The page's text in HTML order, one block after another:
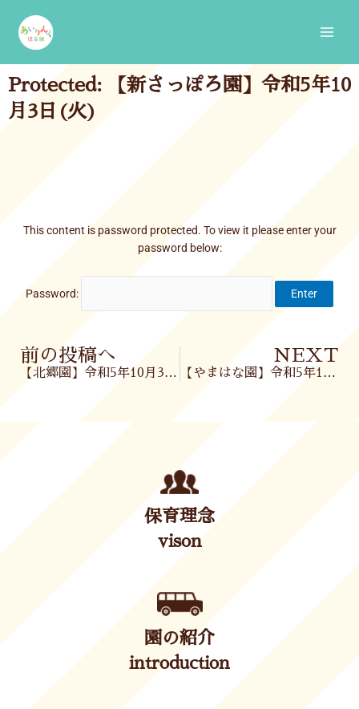
content
Protected: 【新さっぽろ園】令和5年10
月3日(火)
This content is password protected. To view it please enter your
password below:
Password:
Prev
前の投稿へ
【北郷園】令和5年10月3日(火)
NEXT
【やまはな園】令和5年10月3日(火)
保育理念
vison
園の紹介
introduction